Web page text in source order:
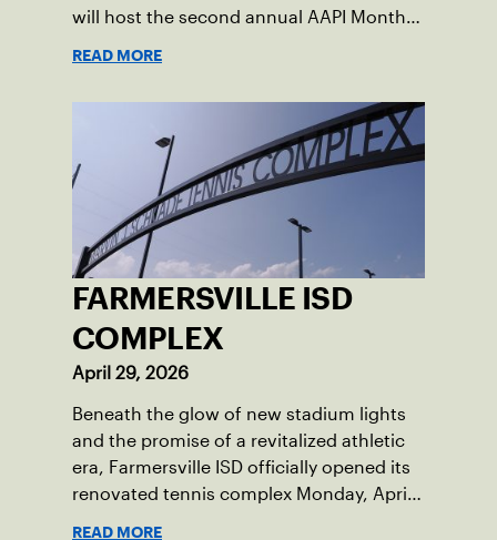
will host the second annual AAPI Month
SMU.
READ MORE
FARMERSVILLE ISD
COMPLEX
April 29, 2026
Beneath the glow of new stadium lights
and the promise of a revitalized athletic
era, Farmersville ISD officially opened its
renovated tennis complex Monday, April
READ MORE